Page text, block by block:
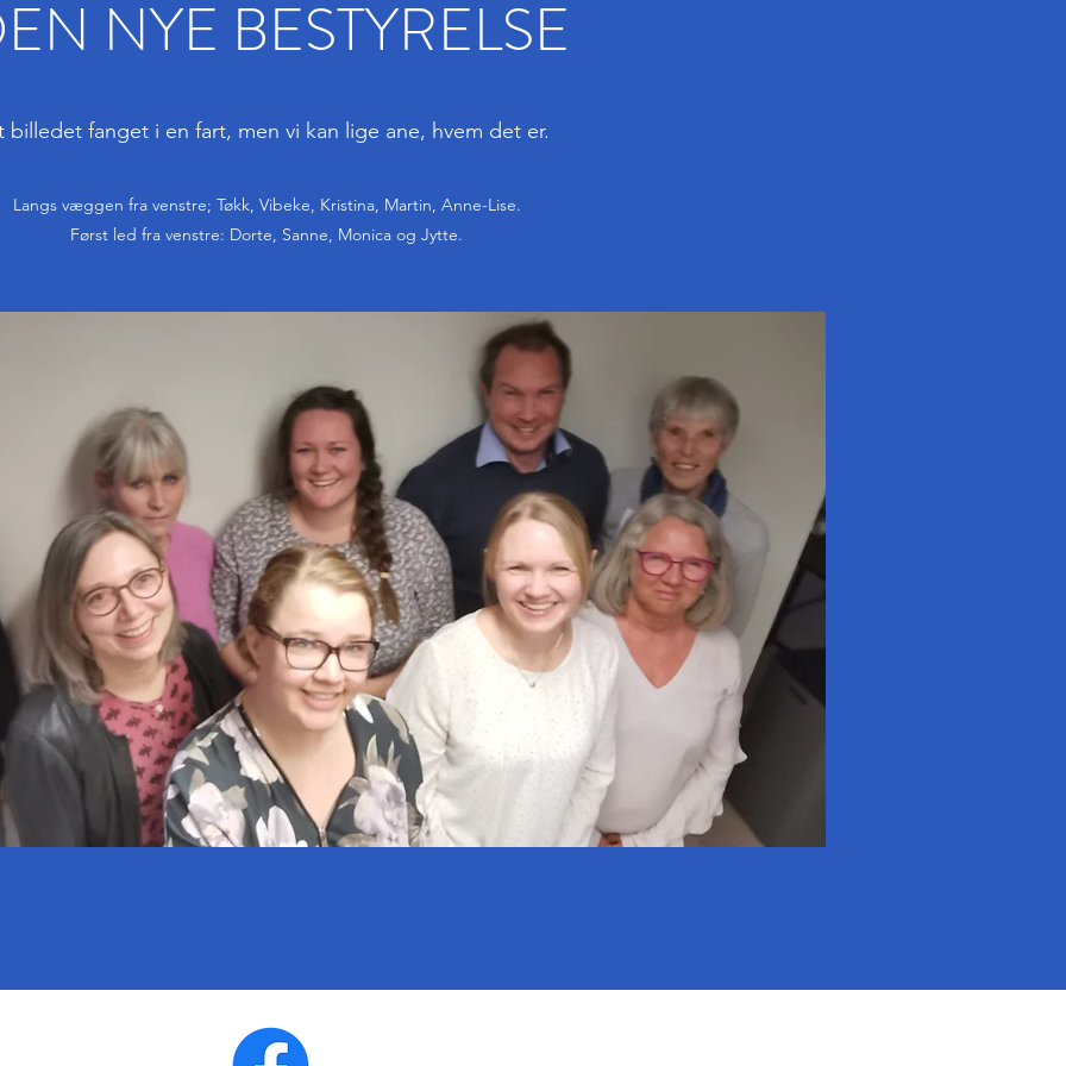
NYE BESTYRELSE
billedet fanget i en fart, men vi kan lige ane, hvem det er.
Langs væggen fra venstre; Tøkk, Vibeke, Kristina, Martin, Anne-Lise.
Først led fra venstre: Dorte, Sanne, Monica og Jytte.